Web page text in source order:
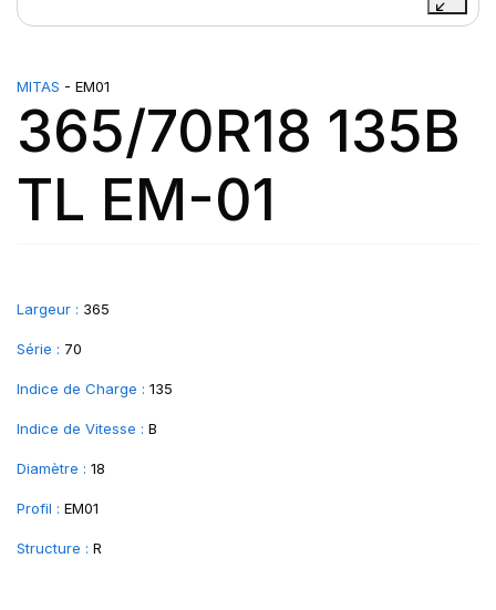
MITAS - EM01
365/70R18 135B
TL EM-01
Largeur : 365
Série : 70
Indice de Charge : 135
Indice de Vitesse : B
Diamètre : 18
Profil : EM01
Structure : R